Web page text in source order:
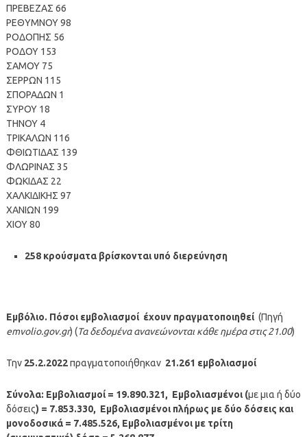
ΠΡΕΒΕΖΑΣ 66
ΡΕΘΥΜΝΟΥ 98
ΡΟΔΟΠΗΣ 56
ΡΟΔΟΥ 153
ΣΑΜΟΥ 75
ΣΕΡΡΩΝ 115
ΣΠΟΡΑΔΩΝ 1
ΣΥΡΟΥ 18
ΤΗΝΟΥ 4
ΤΡΙΚΑΛΩΝ 116
ΦΘΙΩΤΙΔΑΣ 139
ΦΛΩΡΙΝΑΣ 35
ΦΩΚΙΔΑΣ 22
ΧΑΛΚΙΔΙΚΗΣ 97
ΧΑΝΙΩΝ 199
ΧΙΟΥ 80
258 κρούσματα βρίσκονται υπό διερεύνηση
Εμβόλιο. Πόσοι εμβολιασμοί έχουν πραγματοποιηθεί (Πηγή
emvolio.gov.gr) (Τα δεδομένα ανανεώνονται κάθε ημέρα στις 21.00)
Την25.2.2022πραγματοποιήθηκαν 21.261 εμβολιασμοί
Σύνολα: Εμβολιασμοί = 19.890.321, Εμβολιασμένοι (με μια ή δύο
δόσεις) = 7.853.330, Εμβολιασμένοι πλήρως με δύο δόσεις και
μονοδοσικά = 7.485.526, Εμβολιασμένοι με τρίτη